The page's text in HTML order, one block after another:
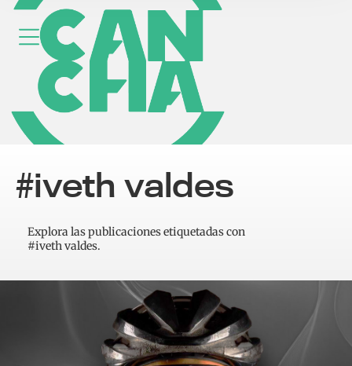
#iveth valdes
Explora las publicaciones etiquetadas con
#iveth valdes.